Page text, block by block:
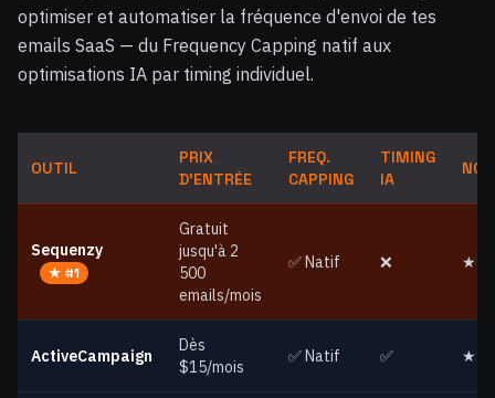
optimiser et automatiser la fréquence d'envoi de tes
emails SaaS — du Frequency Capping natif aux
optimisations IA par timing individuel.
OUTIL
PRIX
D'ENTRÉE
FREQ.
CAPPING
TIMING
IA
Sequenzy
★ #1
Gratuit
jusqu'à 2
500
emails/mois
✅ Natif ❌
ActiveCampaign
Dès
$15/mois
✅ Natif ✅